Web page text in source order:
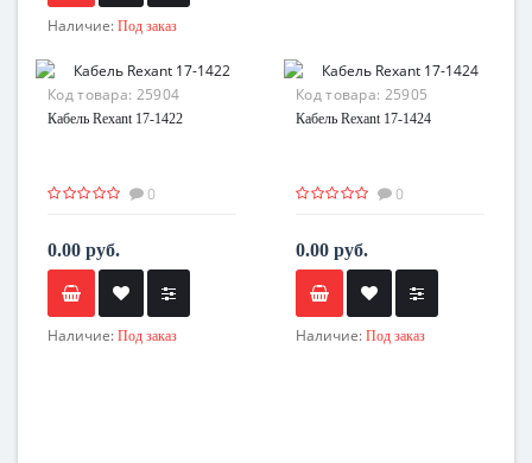
Наличие: Под заказ
Код товара: 25904
Кабель Rexant 17-1422
0
0.00 руб.
Наличие: Под заказ
Код товара: 25905
Кабель Rexant 17-1424
0
0.00 руб.
Наличие: Под заказ